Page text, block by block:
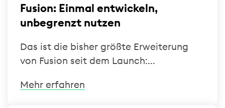
Fusion: Einmal entwickeln,
unbegrenzt nutzen
Das ist die bisher größte Erweiterung
von Fusion seit dem Launch:...
Mehr erfahren